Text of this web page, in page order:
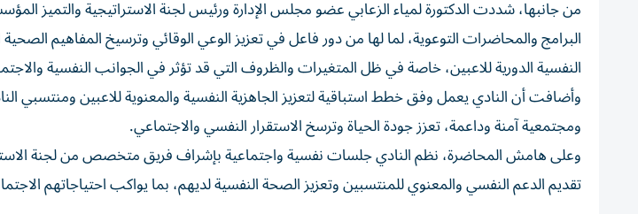
من جانبها، شددت الدكتورة لمياء الزعابي عضو مجلس الإدارة ورئيس لجنة الاستراتيجية والتميز
البرامج والمحاضرات التوعوية، لما لها من دور فاعل في تعزيز الوعي الوقائي وترسيخ المفاهيم
النفسية الدورية للاعبين، خاصة في ظل المتغيرات والظروف التي قد تؤثر في الجوانب النفسية
وأضافت أن النادي يعمل وفق خطط استباقية لتعزيز الجاهزية النفسية والمعنوية للاعبين ومنتسبي
ومجتمعية آمنة وداعمة، تعزز جودة الحياة وترسخ الاستقرار النفسي والاجتماعي.
وعلى هامش المحاضرة، نظم النادي جلسات نفسية واجتماعية بإشراف فريق متخصص من لجنة
تقديم الدعم النفسي والمعنوي للمنتسبين وتعزيز الصحة النفسية لديهم، بما يواكب احتياجاتهم